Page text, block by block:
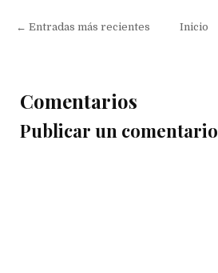
← Entradas más recientes Inicio
Comentarios
Publicar un comentario